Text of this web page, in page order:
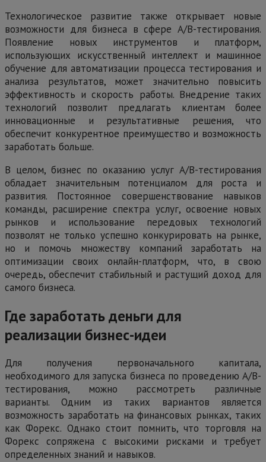
Технологическое развитие также открывает новые
возможности для бизнеса в сфере А/В-тестирования.
Появление новых инструментов и платформ,
использующих искусственный интеллект и машинное
обучение для автоматизации процесса тестирования и
анализа результатов, может значительно повысить
эффективность и скорость работы. Внедрение таких
технологий позволит предлагать клиентам более
инновационные и результативные решения, что
обеспечит конкурентное преимущество и возможность
заработать больше.
В целом, бизнес по оказанию услуг А/В-тестирования
обладает значительным потенциалом для роста и
развития. Постоянное совершенствование навыков
команды, расширение спектра услуг, освоение новых
рынков и использование передовых технологий
позволят не только успешно конкурировать на рынке,
но и помочь множеству компаний заработать на
оптимизации своих онлайн-платформ, что, в свою
очередь, обеспечит стабильный и растущий доход для
самого бизнеса.
Где заработать деньги для
реализации бизнес-идеи
Для получения первоначального капитала,
необходимого для запуска бизнеса по проведению А/В-
тестирования, можно рассмотреть различные
варианты. Одним из таких вариантов является
возможность заработать на финансовых рынках, таких
как Форекс. Однако стоит помнить, что торговля на
Форекс сопряжена с высокими рисками и требует
определенных знаний и навыков.